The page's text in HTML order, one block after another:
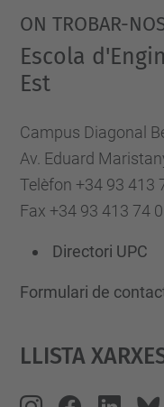
ON TROBAR-
Escola
Est
Campus Diagonal
Av. Eduard
Telèfon +34 93 413
Fax +34 93 413 74
Directori UPC
Formulari de
Llista